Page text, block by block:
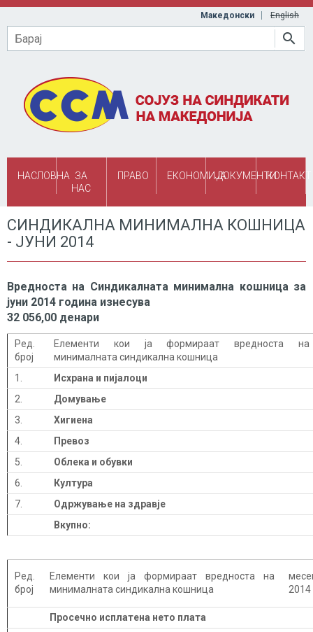
Skip to main content
Македонски English
Барај
НАСЛОВНА ЗА
НАС
ПРАВО ЕКОНОМИЈАДОКУМЕНТИКОНТАКТ
СИНДИКАЛНА МИНИМАЛНА КОШНИЦА
- ЈУНИ 2014
Вредноста на Синдикалната минимална кошница за
јуни 2014 година изнесува
32 056,00 денари
Ред.
број
Елементи кои ја формираат вредноста на
минималната синдикална кошница
1.
Исхрана и пијалоци
2.
Домување
3.
Хигиена
4.
Превоз
5.
Облека и обувки
6.
Култура
7.
Одржување на здравје
Вкупно:
Ред.
број
Елементи кои ја формираат вредноста на
минималната синдикална кошница
2014
Просечно исплатена нето плата